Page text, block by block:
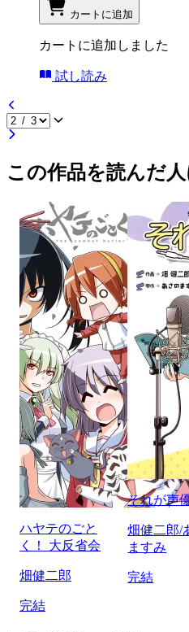
カートに追加
カートに追加しました
試し読み
この作品を読んだ
ハヤテのごと
く！ 大反省会
畑健二郎
完結
それが声
畑健二郎/
ますみ
完結